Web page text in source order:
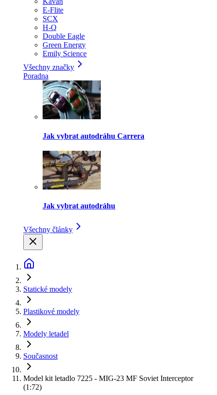
E-Flite
SCX
H-Q
Double Eagle
Green Energy
Emily Science
Všechny značky
Poradna
Jak vybrat autodráhu Carrera
Jak vybrat autodráhu
Všechny články
Statické modely
Plastikové modely
Modely letadel
Současnost
Model kit letadlo 7225 - MIG-23 MF Soviet Interceptor
(1:72)